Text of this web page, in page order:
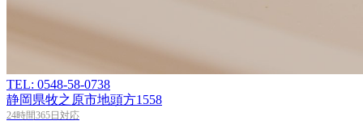
TEL: 0548-58-0738
静岡県牧之原市地頭方1558
24時間365日対応